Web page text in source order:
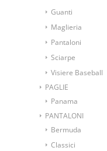
Guanti
Maglieria
Pantaloni
Sciarpe
Visiere Baseball
PAGLIE
Panama
PANTALONI
Bermuda
Classici